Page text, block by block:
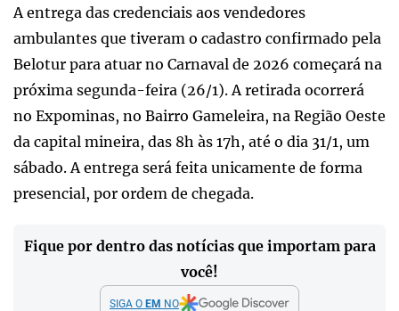
A entrega das credenciais aos vendedores
ambulantes que tiveram o cadastro confirmado pela
Belotur para atuar no Carnaval de 2026 começará na
próxima segunda-feira (26/1). A retirada ocorrerá
no Expominas, no Bairro Gameleira, na Região Oeste
da capital mineira, das 8h às 17h, até o dia 31/1, um
sábado. A entrega será feita unicamente de forma
presencial, por ordem de chegada.
Fique por dentro das notícias que importam para
você!
SIGA O EM NO